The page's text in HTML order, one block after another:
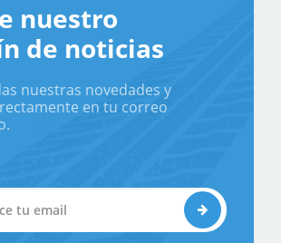
nuestro
de noticias
nuestras novedades y
en tu correo